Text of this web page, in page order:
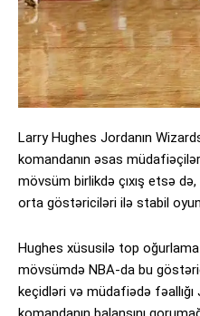
Larry Hughes Jordanın
komandanın əsas
mövsüm birlikdə çıxış etsə
orta göstəriciləri ilə stabil
Hughes xüsusilə top oğurlama
mövsümdə NBA-da bu
keçidləri və müdafiədə fəallığı